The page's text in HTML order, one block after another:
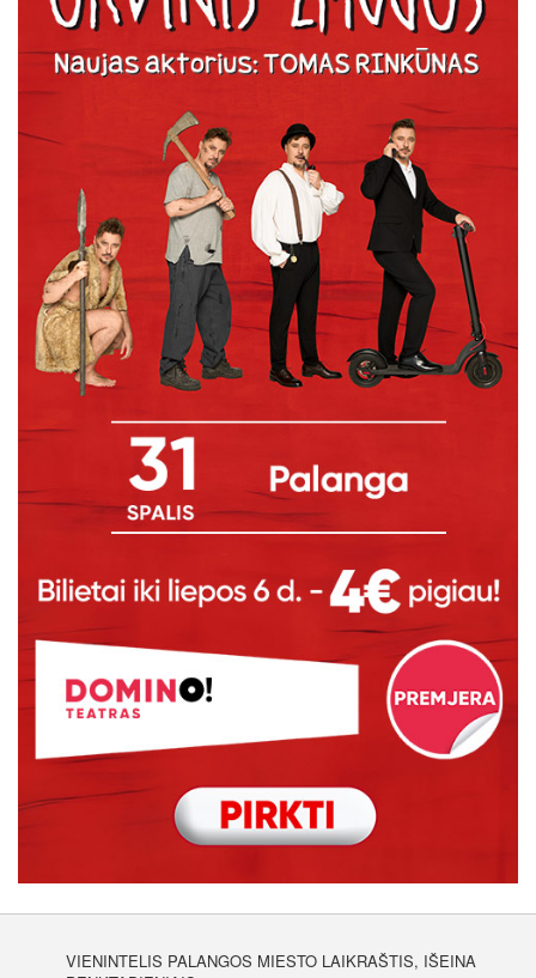
VIENINTELIS PALANGOS MIESTO LAIKRAŠTIS, IŠEINA